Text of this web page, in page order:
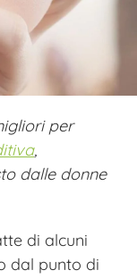
per
,
dalle donne
di alcuni
dal punto di